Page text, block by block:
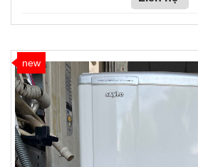
new